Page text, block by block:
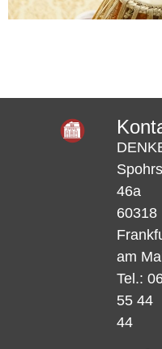
46a
60318
am
Tel.:
55 44
44